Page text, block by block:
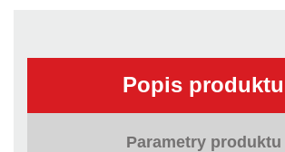
Popis produktu
Parametry produktu